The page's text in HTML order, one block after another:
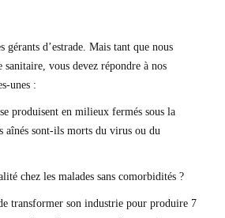
gérants d’estrade. Mais tant que nous
vous devez répondre à nos
unes :
produisent en milieux fermés sous la
aînés sont-ils morts du virus ou du
chez les malades sans comorbidités ?
transformer son industrie pour produire 7